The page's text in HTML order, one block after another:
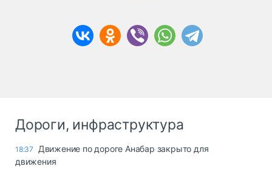
Дороги, инфраструктура
18:37
Движение по дороге Анабар закрыто для
движения